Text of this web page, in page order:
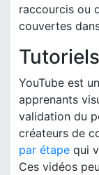
raccourcis ou
couvertes
YouTube est
apprenants
validation du
créateurs de
par étape qui
Ces vidéos